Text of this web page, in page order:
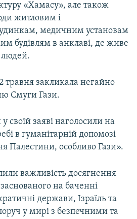
«Хамасу», але також
житловим і
медичним установам
будівлям в анклаві, де живе
людей.
закликала негайно
Смуги Гази.
своїй заяві наголосили на
в гуманітарній допомозі
Палестини, особливо Гази».
важливість досягнення
на баченні
держави, Ізраїль та
у мирі з безпечними та